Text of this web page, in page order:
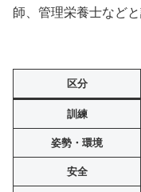
師、管理栄養士など
区分
訓練
姿勢・環境
安全